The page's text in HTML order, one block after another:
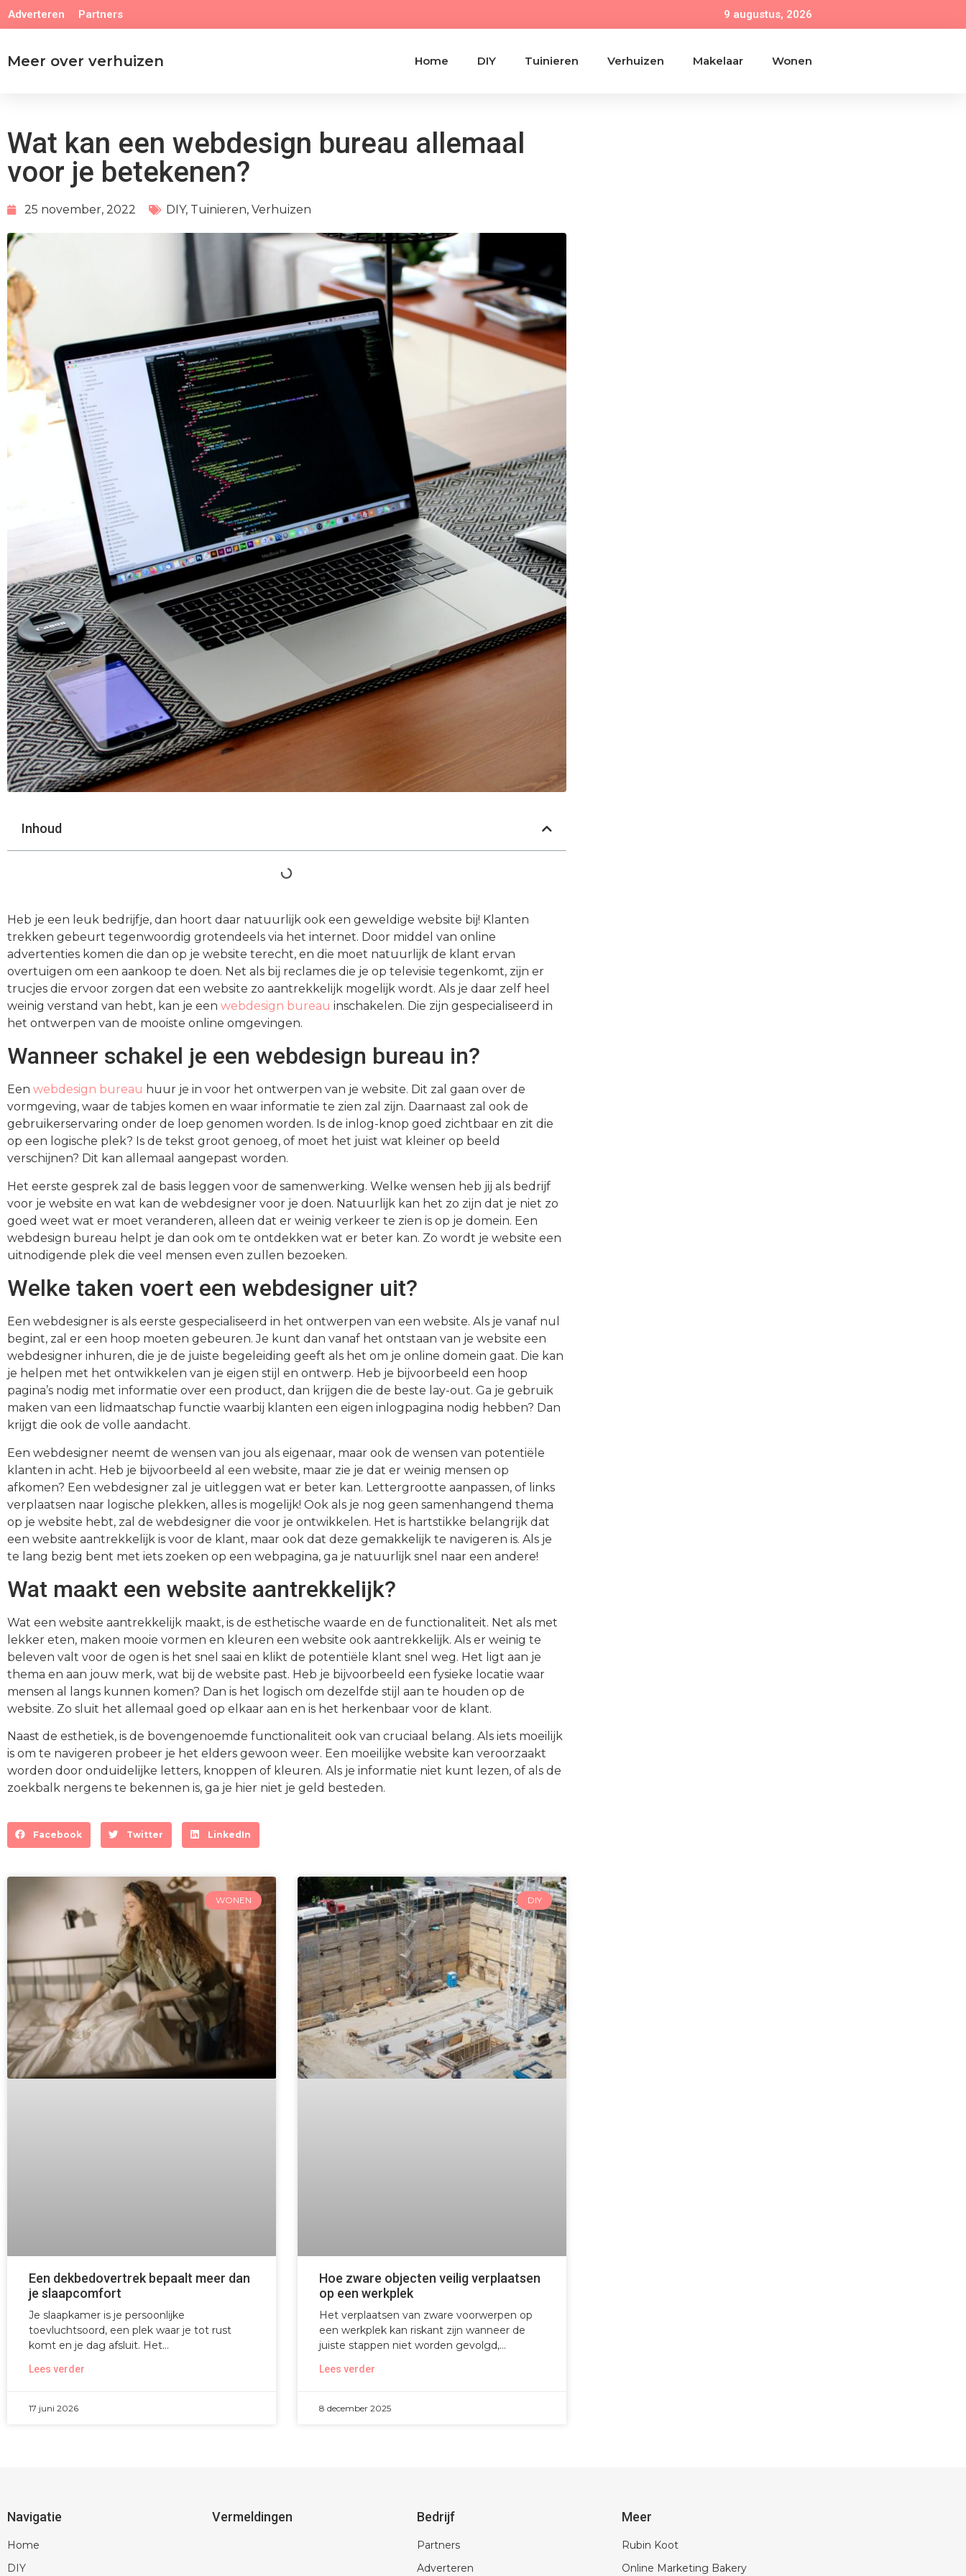
Adverteren Partners 9 augustus, 2026
Meer over verhuizen Home DIY Tuinieren Verhuizen Makelaar Wonen
Wat kan een webdesign bureau allemaal
voor je betekenen?
25 november, 2022 DIY, Tuinieren, Verhuizen
Inhoud
Heb je een leuk bedrijfje, dan hoort daar natuurlijk ook een geweldige website bij! Klanten
trekken gebeurt tegenwoordig grotendeels via het internet. Door middel van online
advertenties komen die dan op je website terecht, en die moet natuurlijk de klant ervan
overtuigen om een aankoop te doen. Net als bij reclames die je op televisie tegenkomt, zijn er
trucjes die ervoor zorgen dat een website zo aantrekkelijk mogelijk wordt. Als je daar zelf heel
weinig verstand van hebt, kan je een webdesign bureau inschakelen. Die zijn gespecialiseerd in
het ontwerpen van de mooiste online omgevingen.
Wanneer schakel je een webdesign bureau in?
Een webdesign bureau huur je in voor het ontwerpen van je website. Dit zal gaan over de
vormgeving, waar de tabjes komen en waar informatie te zien zal zijn. Daarnaast zal ook de
gebruikerservaring onder de loep genomen worden. Is de inlog-knop goed zichtbaar en zit die
op een logische plek? Is de tekst groot genoeg, of moet het juist wat kleiner op beeld
verschijnen? Dit kan allemaal aangepast worden.
Het eerste gesprek zal de basis leggen voor de samenwerking. Welke wensen heb jij als bedrijf
voor je website en wat kan de webdesigner voor je doen. Natuurlijk kan het zo zijn dat je niet zo
goed weet wat er moet veranderen, alleen dat er weinig verkeer te zien is op je domein. Een
webdesign bureau helpt je dan ook om te ontdekken wat er beter kan. Zo wordt je website een
uitnodigende plek die veel mensen even zullen bezoeken.
Welke taken voert een webdesigner uit?
Een webdesigner is als eerste gespecialiseerd in het ontwerpen van een website. Als je vanaf nul
begint, zal er een hoop moeten gebeuren. Je kunt dan vanaf het ontstaan van je website een
webdesigner inhuren, die je de juiste begeleiding geeft als het om je online domein gaat. Die kan
je helpen met het ontwikkelen van je eigen stijl en ontwerp. Heb je bijvoorbeeld een hoop
pagina’s nodig met informatie over een product, dan krijgen die de beste lay-out. Ga je gebruik
maken van een lidmaatschap functie waarbij klanten een eigen inlogpagina nodig hebben? Dan
krijgt die ook de volle aandacht.
Een webdesigner neemt de wensen van jou als eigenaar, maar ook de wensen van potentiële
klanten in acht. Heb je bijvoorbeeld al een website, maar zie je dat er weinig mensen op
afkomen? Een webdesigner zal je uitleggen wat er beter kan. Lettergrootte aanpassen, of links
verplaatsen naar logische plekken, alles is mogelijk! Ook als je nog geen samenhangend thema
op je website hebt, zal de webdesigner die voor je ontwikkelen. Het is hartstikke belangrijk dat
een website aantrekkelijk is voor de klant, maar ook dat deze gemakkelijk te navigeren is. Als je
te lang bezig bent met iets zoeken op een webpagina, ga je natuurlijk snel naar een andere!
Wat maakt een website aantrekkelijk?
Wat een website aantrekkelijk maakt, is de esthetische waarde en de functionaliteit. Net als met
lekker eten, maken mooie vormen en kleuren een website ook aantrekkelijk. Als er weinig te
beleven valt voor de ogen is het snel saai en klikt de potentiële klant snel weg. Het ligt aan je
thema en aan jouw merk, wat bij de website past. Heb je bijvoorbeeld een fysieke locatie waar
mensen al langs kunnen komen? Dan is het logisch om dezelfde stijl aan te houden op de
website. Zo sluit het allemaal goed op elkaar aan en is het herkenbaar voor de klant.
Naast de esthetiek, is de bovengenoemde functionaliteit ook van cruciaal belang. Als iets moeilijk
is om te navigeren probeer je het elders gewoon weer. Een moeilijke website kan veroorzaakt
worden door onduidelijke letters, knoppen of kleuren. Als je informatie niet kunt lezen, of als de
zoekbalk nergens te bekennen is, ga je hier niet je geld besteden.
Facebook Twitter LinkedIn
WONEN
Een dekbedovertrek bepaalt meer dan
je slaapcomfort
Je slaapkamer is je persoonlijke
toevluchtsoord, een plek waar je tot rust
komt en je dag afsluit. Het
Lees verder
17 juni 2026
DIY
Hoe zware objecten veilig verplaatsen
op een werkplek
Het verplaatsen van zware voorwerpen op
een werkplek kan riskant zijn wanneer de
juiste stappen niet worden gevolgd,
Lees verder
8 december 2025
Navigatie
Home
DIY
Vermeldingen Bedrijf
Partners
Adverteren
Meer
Rubin Koot
Online Marketing Bakery